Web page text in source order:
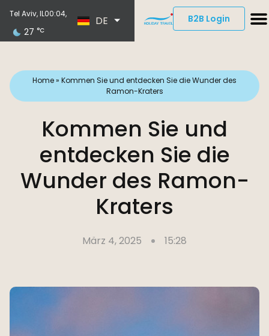
Tel Aviv, IL00:04,
27 °C
DE
ES
B2B Login
Home» Kommen Sie und entdecken Sie die Wunder des
Ramon-Kraters
Kommen Sie und
entdecken Sie die
Wunder des Ramon-
Kraters
März 4, 2025 15:28